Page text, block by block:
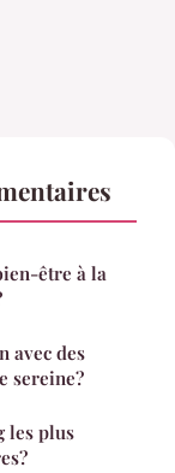
être à la
avec des
sereine?
les plus